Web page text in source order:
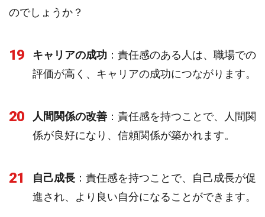
のでしょうか？
19 キャリアの成功 ：責任感のある人は、職場での
評価が高く、キャリアの成功につながります。
20 人間関係の改善 ：責任感を持つことで、人間関
係が良好になり、信頼関係が築かれます。
21 自己成長 ：責任感を持つことで、自己成長が促
進され、より良い自分になることができます。